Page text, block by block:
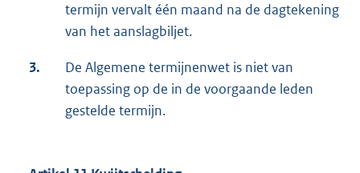
termijn vervalt één maand na de dagtekening
van het aanslagbiljet.
3.
De Algemene termijnenwet is niet van
toepassing op de in de voorgaande leden
gestelde termijn.